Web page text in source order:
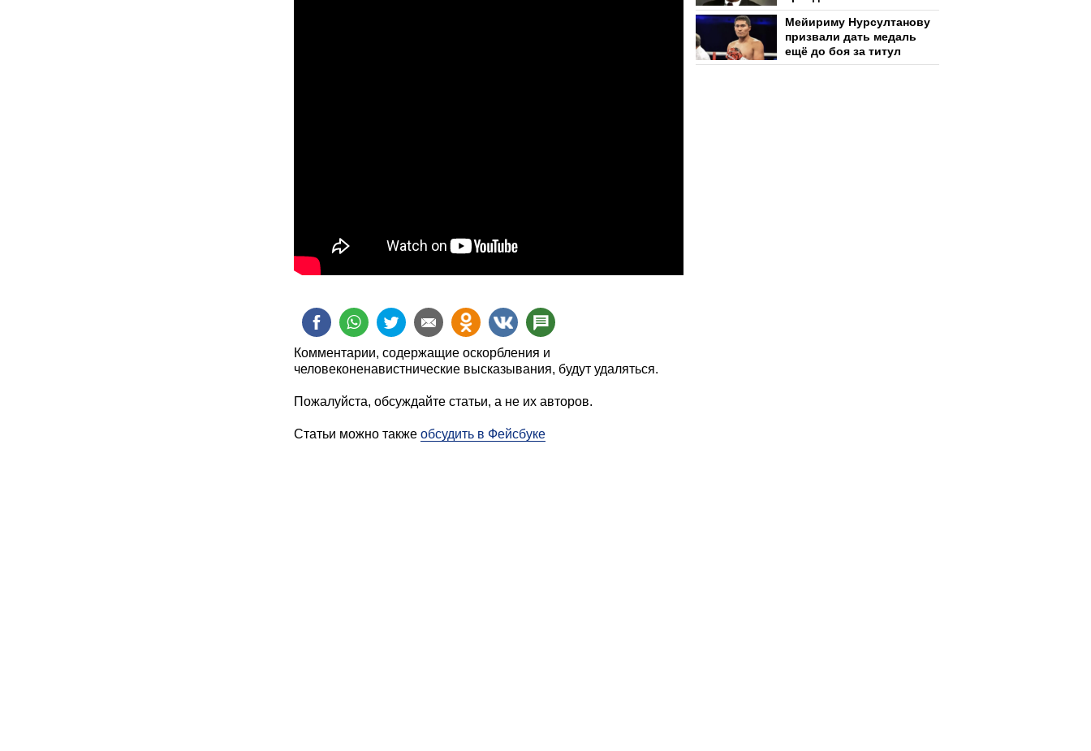
Комментарии, содержащие оскорбления и
человеконенавистнические высказывания, будут удаляться.
Пожалуйста, обсуждайте статьи, а не их авторов.
Статьи можно также обсудить в Фейсбуке